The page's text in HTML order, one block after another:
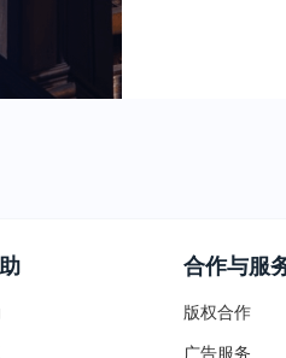
合作与服
版权合作
广告服务